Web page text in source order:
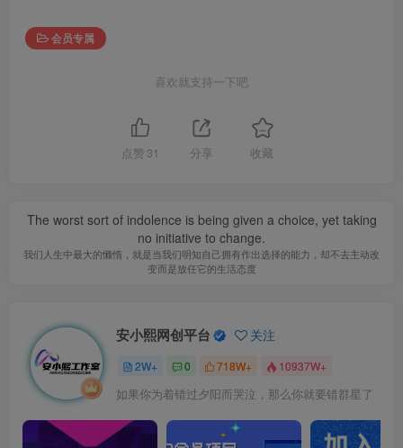
会员专属
喜欢就支持一下吧
点赞 31 分享 收藏
The worst sort of indolence is being given a choice, yet taking
no initiative to change.
我们人生中最大的懒惰，就是当我们明知自己拥有作出选择的能力，却不去主动改
变而是放任它的生活态度
安小熙网创平台 关注
2W+ 0 718W+ 10937W+
如果你为着错过夕阳而哭泣，那么你就要错群星了